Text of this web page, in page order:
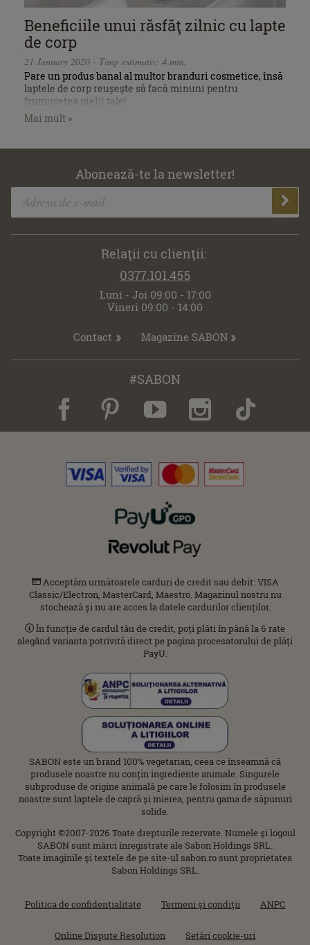
Beneficiile unui răsfăţ zilnic cu lapte
de corp
21 January 2020 - Timp estimativ: 4 min.
Pare un produs banal al multor branduri cosmetice, însă
laptele de corp reușește să facă minuni pentru
frumusețea pielii tale!
Mai mult »
Abonează-te la newsletter!
Relaţii cu clienţii:
0377.101.455
Luni - Joi 09:00 - 17:00
Vineri 09:00 - 14:00
Contact Magazine SABON
#SABON
Acceptăm următoarele carduri de credit sau debit: VISA
Classic/Electron, MasterCard, Maestro. Magazinul nostru nu
stochează și nu are acces la datele cardurilor clienților.
În funcție de cardul tău de credit, poți plăti în până la 6 rate
alegând varianta potrivită direct pe pagina procesatorului de plăți
PayU.
SABON este un brand 100% vegetarian, ceea ce înseamnă că
produsele noastre nu conțin ingrediente animale. Singurele
subproduse de origine animală pe care le folosim în produsele
noastre sunt laptele de capră și mierea, pentru gama de săpunuri
solide.
Copyright ©2007-2026 Toate drepturile rezervate. Numele şi logoul
SABON sunt mărci înregistrate ale Sabon Holdings SRL.
Toate imaginile şi textele de pe site-ul sabon.ro sunt proprietatea
Sabon Holdings SRL.
Politica de confidenţialitate Termeni şi condiţii ANPC
Online Dispute Resolution Setări cookie-uri